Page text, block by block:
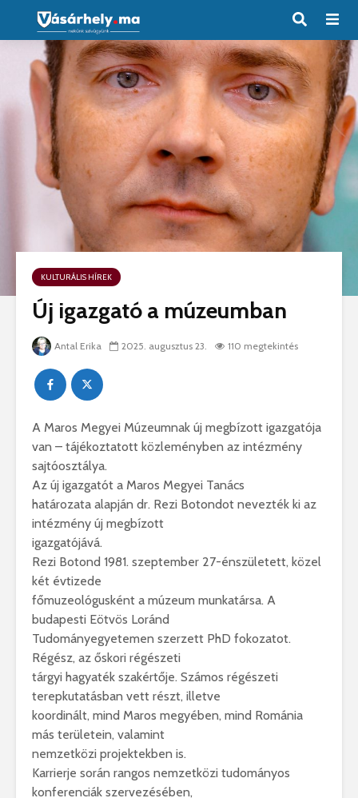
KULTURÁLIS HÍREK
Új igazgató a múzeumban
Antal Erika 2025. augusztus 23. 110 megtekintés
A Maros Megyei Múzeumnak új megbízott igazgatója
van – tájékoztatott közleményben az intézmény
sajtóosztálya.
Az új igazgatót a Maros Megyei Tanács
határozata alapján dr. Rezi Botondot nevezték ki az
intézmény új megbízott
igazgatójává.
Rezi Botond 1981. szeptember 27-énszületett, közel
két évtizede
főmuzeológusként a múzeum munkatársa. A
budapesti Eötvös Loránd
Tudományegyetemen szerzett PhD fokozatot.
Régész, az őskori régészeti
tárgyi hagyaték szakértője. Számos régészeti
terepkutatásban vett részt, illetve
koordinált, mind Maros megyében, mind Románia
más területein, valamint
nemzetközi projektekben is.
Karrierje során rangos nemzetközi tudományos
konferenciák szervezésében,